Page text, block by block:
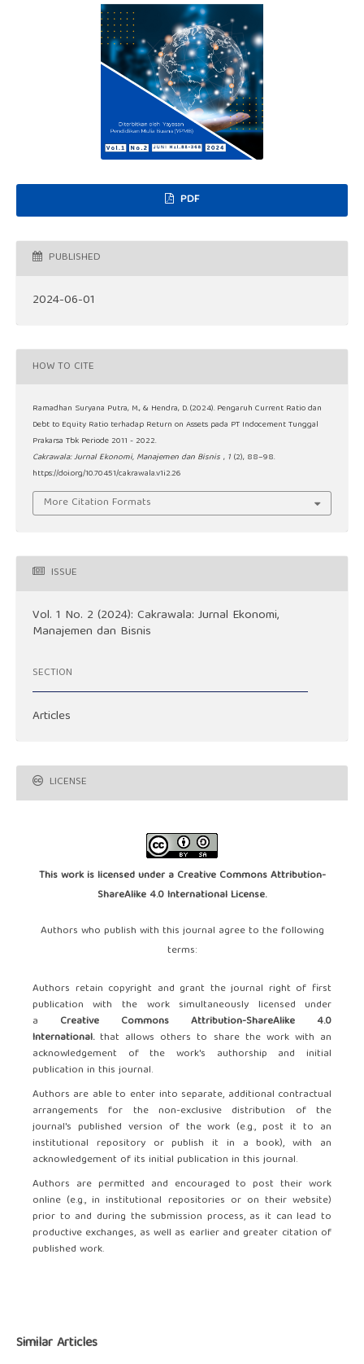
PDF
PUBLISHED
2024-06-01
HOW TO CITE
Ramadhan Suryana Putra, M., & Hendra, D. (2024). Pengaruh Current Ratio dan
Debt to Equity Ratio terhadap Return on Assets pada PT Indocement Tunggal
Prakarsa Tbk Periode 2011 - 2022.
Cakrawala: Jurnal Ekonomi, Manajemen dan Bisnis , 1 (2), 88–98.
https://doi.org/10.70451/cakrawala.v1i2.26
More Citation Formats
ISSUE
Vol. 1 No. 2 (2024): Cakrawala: Jurnal Ekonomi,
Manajemen dan Bisnis
SECTION
Articles
LICENSE
This work is licensed under a Creative Commons Attribution-
ShareAlike 4.0 International License.
Authors who publish with this journal agree to the following
terms:
Authors retain copyright and grant the journal right of first
publication with the work simultaneously licensed under
a Creative Commons Attribution-ShareAlike 4.0
International.that allows others to share the work with an
acknowledgement of the work's authorship and initial
publication in this journal.
Authors are able to enter into separate, additional contractual
arrangements for the non-exclusive distribution of the
journal's published version of the work (e.g., post it to an
institutional repository or publish it in a book), with an
acknowledgement of its initial publication in this journal.
Authors are permitted and encouraged to post their work
online (e.g., in institutional repositories or on their website)
prior to and during the submission process, as it can lead to
productive exchanges, as well as earlier and greater citation of
published work.
Similar Articles